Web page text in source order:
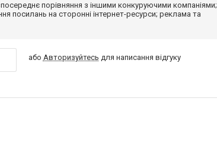
порівняння з іншими конкуруючими компаніями;
посилань на сторонні інтернет-ресурси; реклама та
або Авторизуйтесь для написання відгуку